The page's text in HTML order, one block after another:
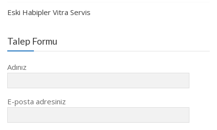
Eski Habipler Vitra Servis
Talep Formu
Adınız
E-posta adresiniz